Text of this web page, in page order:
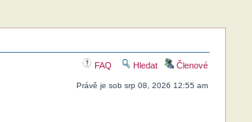
FAQ Hledat Členové
Právě je sob srp 08, 2026 12:55 am